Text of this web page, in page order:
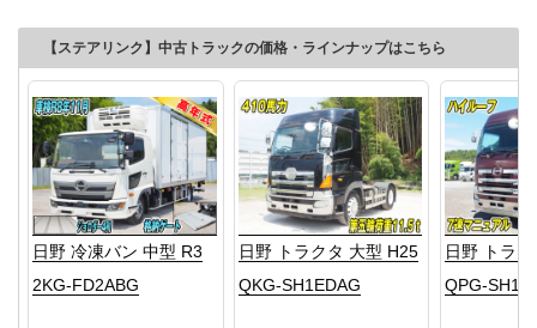
【ステアリンク】中古トラックの価格・ラインナップはこちら
日野 冷凍バン 中型 R3
2KG-FD2ABG
日野 トラクタ 大型 H25
QKG-SH1EDAG
日野 トラ
QPG-